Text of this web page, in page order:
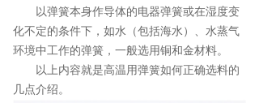
以弹簧本身作导体的电器弹簧或在湿度变
化不定的条件下，如水（包括海水）、水蒸气
环境中工作的弹簧，一般选用铜和金材料。
以上内容就是高温用弹簧如何正确选料的
几点介绍。